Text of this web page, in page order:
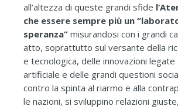
all’altezza di queste grandi sfide
che essere sempre più un
speranza” misurandosi con i grandi
atto, soprattutto sul versante della
e tecnologica, delle innovazioni legate
artificiale e delle grandi questioni
contro la spinta al riarmo e alla
le nazioni, si sviluppino relazioni